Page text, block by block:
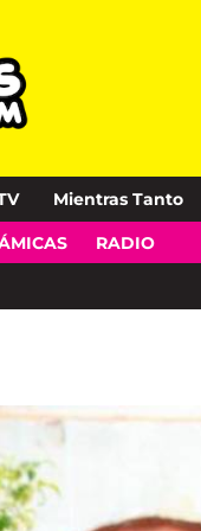
Mientras Tanto
RADIO